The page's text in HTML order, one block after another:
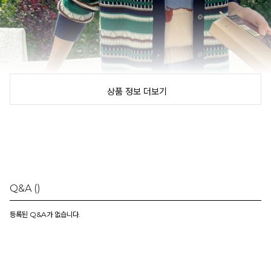
상품 정보 더보기
Q&A ()
등록된 Q&A가 없습니다.